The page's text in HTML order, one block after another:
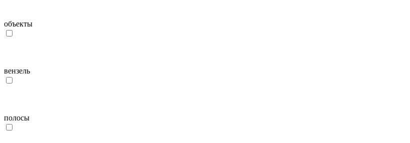
объекты
вензель
полосы